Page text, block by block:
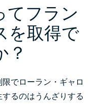
てフラン
を取得で
？
でローラン・ギャロ
るのはうんざりする